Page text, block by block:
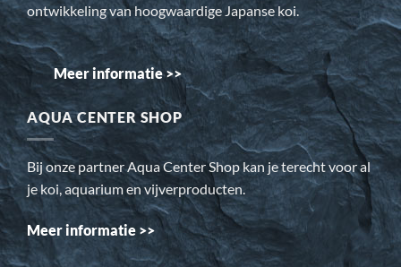
ontwikkeling van hoogwaardige Japanse koi.
Meer informatie >>
AQUA CENTER SHOP
Bij onze partner Aqua Center Shop kan je terecht voor al
je koi, aquarium en vijverproducten.
Meer informatie >>